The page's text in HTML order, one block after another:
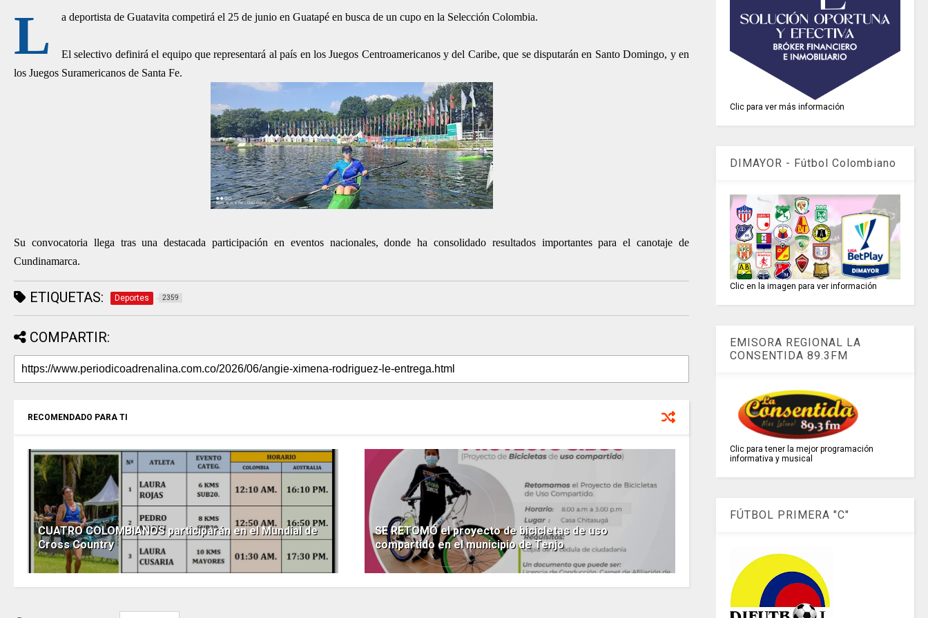
L a deportista de Guatavita competirá el 25 de junio en Guatapé en busca de un cupo en la Selección Colombia.
El selectivo definirá el equipo que representará al país en los Juegos Centroamericanos y del Caribe, que se disputarán en Santo Domingo, y en
los Juegos Suramericanos de Santa Fe.
Su convocatoria llega tras una destacada participación en eventos nacionales, donde ha consolidado resultados importantes para el canotaje de
Cundinamarca.
ETIQUETAS: Deportes 2359
COMPARTIR:
RECOMENDADO PARA TI
CUATRO COLOMBIANOS participarán en el Mundial de
Cross Country
SE RETOMÓ el proyecto de bicicletas de uso
compartido en el municipio de Tenjo
Clic para ver más información
DIMAYOR - Fútbol Colombiano
Clic en la imagen para ver información
EMISORA REGIONAL LA
CONSENTIDA 89.3FM
Clic para tener la mejor programación
informativa y musical
FÚTBOL PRIMERA "C"